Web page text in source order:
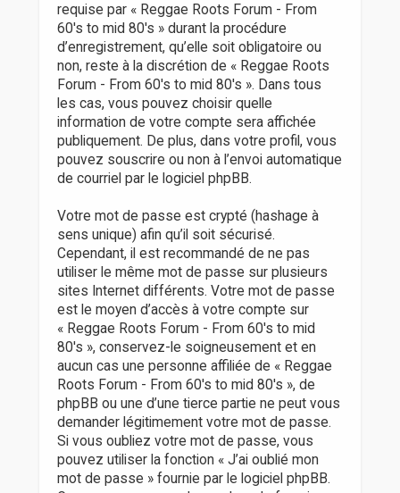
requise par « Reggae Roots Forum - From
60's to mid 80's » durant la procédure
d’enregistrement, qu’elle soit obligatoire ou
non, reste à la discrétion de « Reggae Roots
Forum - From 60's to mid 80's ». Dans tous
les cas, vous pouvez choisir quelle
information de votre compte sera affichée
publiquement. De plus, dans votre profil, vous
pouvez souscrire ou non à l’envoi automatique
de courriel par le logiciel phpBB.
Votre mot de passe est crypté (hashage à
sens unique) afin qu’il soit sécurisé.
Cependant, il est recommandé de ne pas
utiliser le même mot de passe sur plusieurs
sites Internet différents. Votre mot de passe
est le moyen d’accès à votre compte sur
« Reggae Roots Forum - From 60's to mid
80's », conservez-le soigneusement et en
aucun cas une personne affiliée de « Reggae
Roots Forum - From 60's to mid 80's », de
phpBB ou une d’une tierce partie ne peut vous
demander légitimement votre mot de passe.
Si vous oubliez votre mot de passe, vous
pouvez utiliser la fonction « J’ai oublié mon
mot de passe » fournie par le logiciel phpBB.